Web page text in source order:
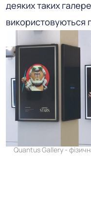
деяких таких
використовуються
Quantus Gallery -